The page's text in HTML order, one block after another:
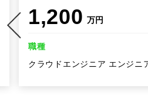
1,200 万円
職種
クラウドエンジニア エンジニ